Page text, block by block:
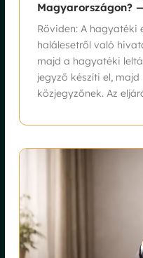
Magyarországon?
Röviden: A hagyatéki
halálesetről való
majd a hagyatéki
jegyző készíti el,
közjegyzőnek. Az